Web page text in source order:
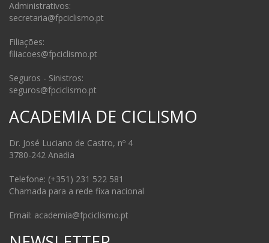
Administrativos:
secretaria@fpciclismo.pt
Filiações:
filiacoes@fpciclismo.pt
Seguros - Sinistros:
seguros@fpciclismo.pt
ACADEMIA DE CICLISMO
Dr. José Luciano de Castro, nº 4
3780-242 Anadia
Telefone: (+351) 231 522 581
Chamada para a rede fixa nacional
Email: academia@fpciclismo.pt